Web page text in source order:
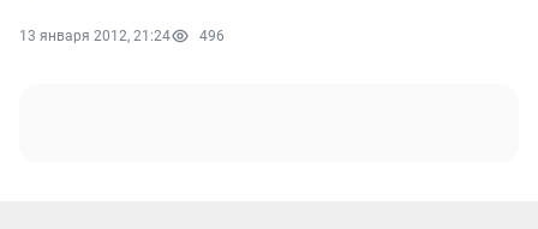
13 января 2012, 21:24 496